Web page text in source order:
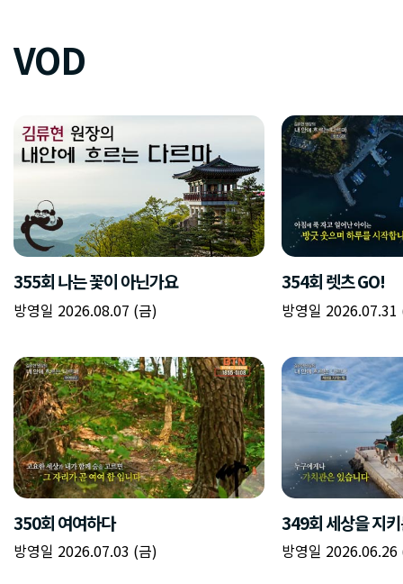
VOD
355회 나는 꽃이 아닌가요
방영일 2026.08.07 (금)
354회 렛츠 GO!
방영일 2026.07.31
350회 여여하다
방영일 2026.07.03 (금)
349회 세상을 지
방영일 2026.06.26